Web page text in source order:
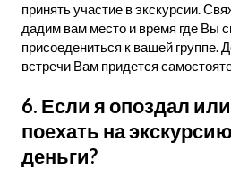
принять участие в экскурсии.
дадим вам место и время где Вы
присоедениться к вашей группе.
встречи Вам придется
6. Если я опоздал
поехать на
деньги?